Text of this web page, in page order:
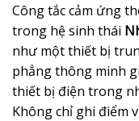
Công tắc cảm ứng
trong hệ sinh thái
như một thiết bị
phẳng thông minh
thiết bị điện trong
Không chỉ ghi điểm